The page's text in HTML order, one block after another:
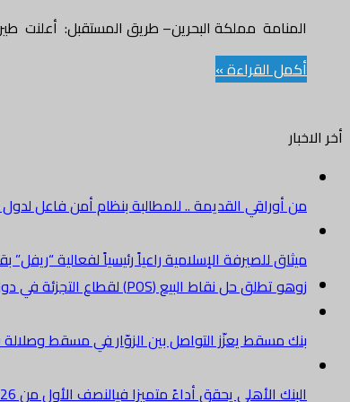
المنامة مملكة البحرين– طريق المستقبل: أعلنت
أكمل القراءة »
أخر الاخبار
من أوراقي القديمة .. للمطالبة بنظام أمن فاعل لدول
ميثاق للصيرفة الإسلامية راعياً رئيسياً لفعالية
زوهو تطلق حل نقاط البيع (POS) لقطاع التجزئة في دول الخليج
بنك مسقط يعزّز التواصل بين الزوّار في مسقط
البنك الأهلي يحقق أداءً متميزا فيالنصف الأول من 2026